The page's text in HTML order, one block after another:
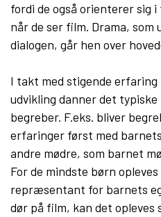
fordi de også orienterer sig
når de ser film. Drama, som
dialogen, går hen over
I takt med stigende erfaring
udvikling danner det
begreber. F.eks. bliver
erfaringer først med
andre mødre, som barnet
For de mindste børn
repræsentant for barnets
dør på film, kan det